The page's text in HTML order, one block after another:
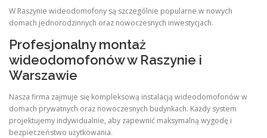
W Raszynie wideodomofony są szczególnie popularne w nowych
domach jednorodzinnych oraz nowoczesnych inwestycjach.
Profesjonalny montaż
wideodomofonów w Raszynie i
Warszawie
Nasza firma zajmuje się kompleksową instalacją wideodomofonów w
domach prywatnych oraz nowoczesnych budynkach. Każdy system
projektujemy indywidualnie, aby zapewnić maksymalną wygodę i
bezpieczeństwo użytkowania.